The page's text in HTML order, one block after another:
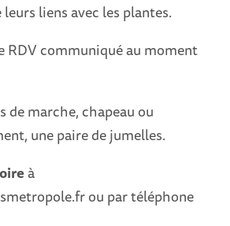
liens avec les plantes.
RDV communiqué au moment
de marche, chapeau ou
une paire de jumelles.
à
ou par téléphone